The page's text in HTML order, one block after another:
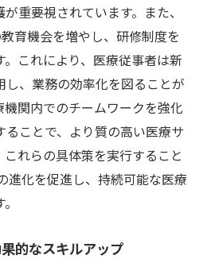
重要視されています。また、
育機会を増やし、研修制度を
これにより、医療従事者は新
し、業務の効率化を図ることが
関内でのチームワークを強化
ることで、より質の高い医療サ
れらの具体策を実行すること
進化を促進し、持続可能な医療
的なスキルアップ